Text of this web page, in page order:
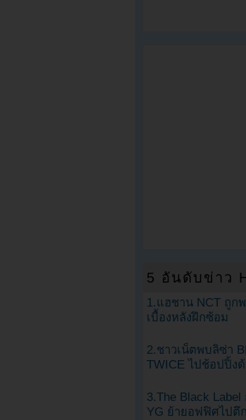
5 อันดับข่าว
1.แฮชาน NCT ถูก
เบื้องหลังฝึกซ้อม
2.ชาวเน็ตพบลิซ่า
TWICE ไปช้อปปิ้ง
3.The Black
YG ย้ายอฟฟิศไปตึ